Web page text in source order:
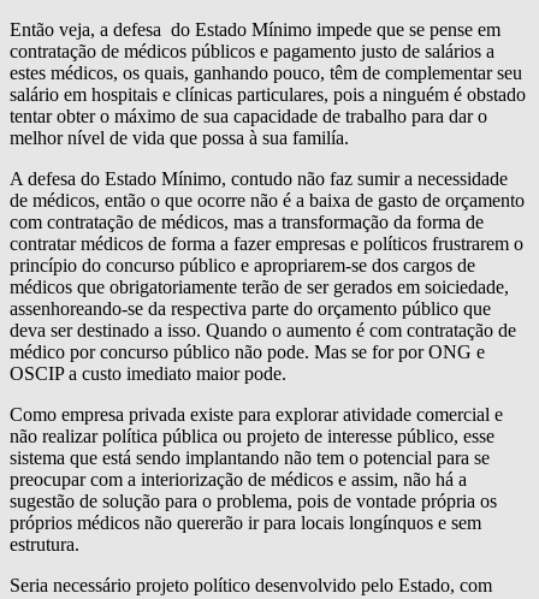
Então veja, a defesa do Estado Mínimo impede que se pense em
contratação de médicos públicos e pagamento justo de salários a
estes médicos, os quais, ganhando pouco, têm de complementar seu
salário em hospitais e clínicas particulares, pois a ninguém é obstado
tentar obter o máximo de sua capacidade de trabalho para dar o
melhor nível de vida que possa à sua familía.
A defesa do Estado Mínimo, contudo não faz sumir a necessidade
de médicos, então o que ocorre não é a baixa de gasto de orçamento
com contratação de médicos, mas a transformação da forma de
contratar médicos de forma a fazer empresas e políticos frustrarem o
princípio do concurso público e apropriarem-se dos cargos de
médicos que obrigatoriamente terão de ser gerados em soiciedade,
assenhoreando-se da respectiva parte do orçamento público que
deva ser destinado a isso. Quando o aumento é com contratação de
médico por concurso público não pode. Mas se for por ONG e
OSCIP a custo imediato maior pode.
Como empresa privada existe para explorar atividade comercial e
não realizar política pública ou projeto de interesse público, esse
sistema que está sendo implantando não tem o potencial para se
preocupar com a interiorização de médicos e assim, não há a
sugestão de solução para o problema, pois de vontade própria os
próprios médicos não quererão ir para locais longínquos e sem
estrutura.
Seria necessário projeto político desenvolvido pelo Estado, com